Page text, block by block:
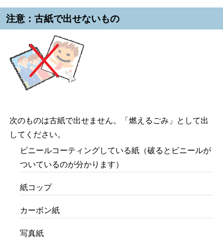
注意：古紙で出せないもの
次のものは古紙で出せません。「燃えるごみ」として出
してください。
ビニールコーティングしている紙（破るとビニールが
ついているのが分かります）
紙コップ
カーボン紙
写真紙